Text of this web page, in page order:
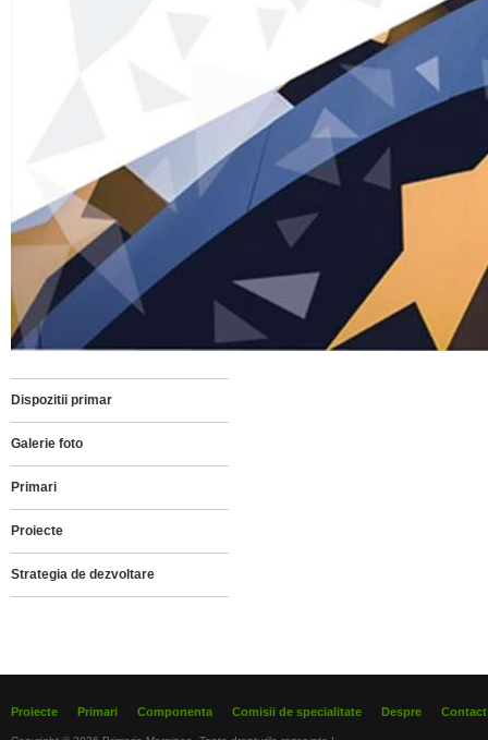
Dispozitii primar
Galerie foto
Primari
Proiecte
Strategia de dezvoltare
Proiecte Primari Componenta Comisii de specialitate Despre Contact